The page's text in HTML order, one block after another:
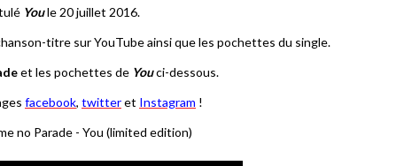
Youle 20 juillet 2016.
titre sur YouTube ainsi que les pochettes du single.
et les pochettes de Youci-dessous.
facebook, twitteret Instagram !